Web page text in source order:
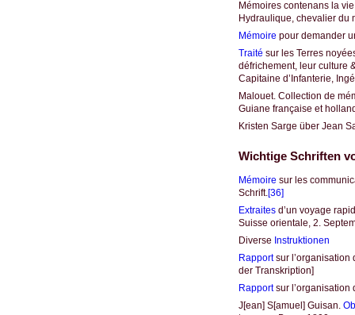
Mémoires contenans la
Hydraulique, chevalier du
Mémoire pour demander
Traité sur les Terres
défrichement, leur culture
Capitaine d’Infanterie,
Malouet. Collection de
Guiane française et
Kristen Sarge über Jean
Wichtige Schriften
Mémoire sur les
Schrift.[36]
Extraitesd’un voyage
Suisse orientale, 2.
Diverse Instruktionen
Rapportsur l’organisation
der Transkription]
Rapportsur l’organisation
J[ean] S[amuel] Guisan.